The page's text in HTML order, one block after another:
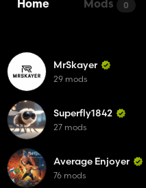
Home Mods 0
MrSkayer
29 mods
Superfly1842
27 mods
Average Enjoyer
76 mods